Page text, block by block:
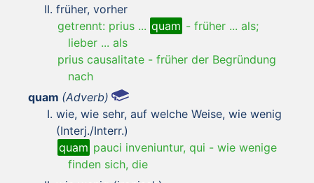
früher, vorher
getrennt: prius ... quam - früher ... als;
lieber ... als
prius causalitate - früher der Begründung
nach
quam (Adverb)
wie, wie sehr, auf welche Weise, wie wenig
(Interj./Interr.)
quam pauci inveniuntur, qui - wie wenige
finden sich, die